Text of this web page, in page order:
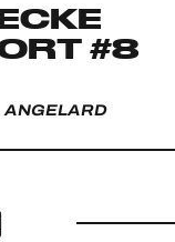
#8
ANGELARD